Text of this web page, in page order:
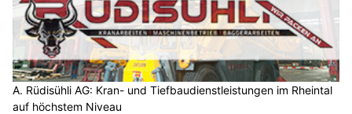
A. Rüdisühli AG: Kran- und Tiefbaudienstleistungen im Rheintal
auf höchstem Niveau